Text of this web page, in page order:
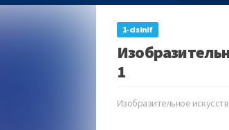
1-ci sinif
1
Изобразительное